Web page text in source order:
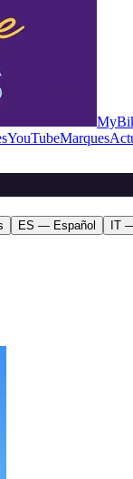
YouTubeMarques
ES — Español IT